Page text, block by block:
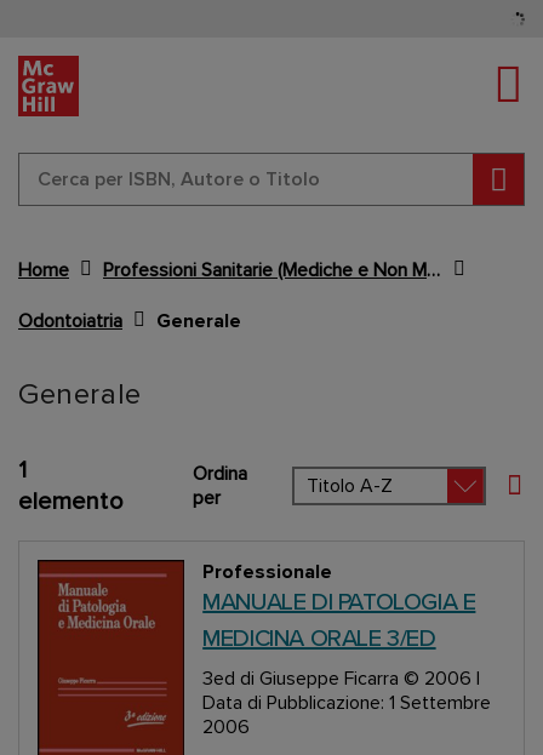
Home Professioni Sanitarie (Mediche e Non Mediche)
Odontoiatria Generale
Content Area
Generale
1
elemento
Ordina
per
Professionale
MANUALE DI PATOLOGIA E
MEDICINA ORALE 3/ED
3ed di Giuseppe Ficarra © 2006 |
Data di Pubblicazione: 1 Settembre
2006